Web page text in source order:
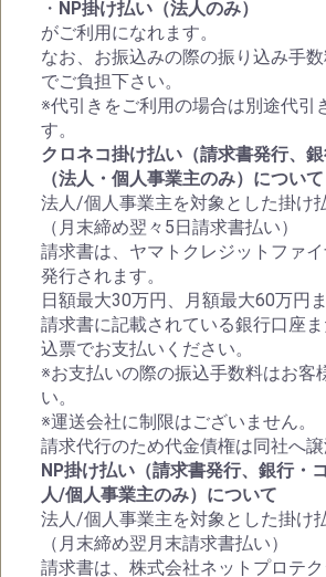
・ NP掛け払い（法人のみ）
がご利用になれます。
なお、お振込みの際の振り込み手
でご負担下さい。
※代引きをご利用の場合は別途代引
す。
クロネコ掛け払い（請求書発行、銀
（法人・個人事業主のみ）について
法人/個人事業主を対象とした掛け
（月末締め翌々5日請求書払い）
請求書は、ヤマトクレジットファ
発行されます。
日額最大30万円、月額最大60万円
請求書に記載されている銀行口座
込票でお支払いください。
※お支払いの際の振込手数料はお客
い。
※運送会社に制限はございません。
請求代行のため代金債権は同社へ譲
NP掛け払い（請求書発行、銀行・
人/個人事業主のみ）について
法人/個人事業主を対象とした掛け
（月末締め翌月末請求書払い）
請求書は、株式会社ネットプロテ